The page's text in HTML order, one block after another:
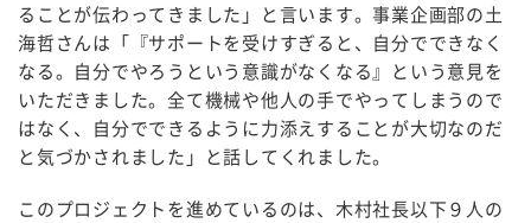
ることが伝わってきました」と言います。事業企画部の土
海哲さんは「『サポートを受けすぎると、自分でできなく
なる。自分でやろうという意識がなくなる』という意見を
いただきました。全て機械や他人の手でやってしまうので
はなく、自分でできるように力添えすることが大切なのだ
と気づかされました」と話してくれました。
このプロジェクトを進めているのは、木村社長以下９人の